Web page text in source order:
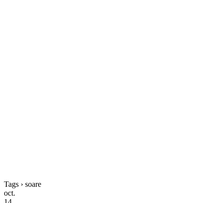
Tags › soare
oct.